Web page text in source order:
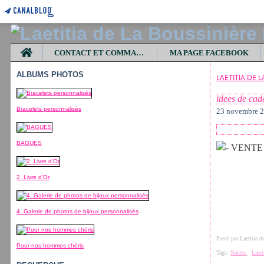
Home
CONTACT ET COMMANDES MA PAGE FACEBOOK
ALBUMS PHOTOS
Bracelets personnalisés
BAGUES
2. Livre d'Or
4. Galerie de photos de bijoux personnalisés
Pour nos hommes chéris
LAETITIA DE
idees de
23 novembre
Posté par Laetitia
Tags:Nantes ,